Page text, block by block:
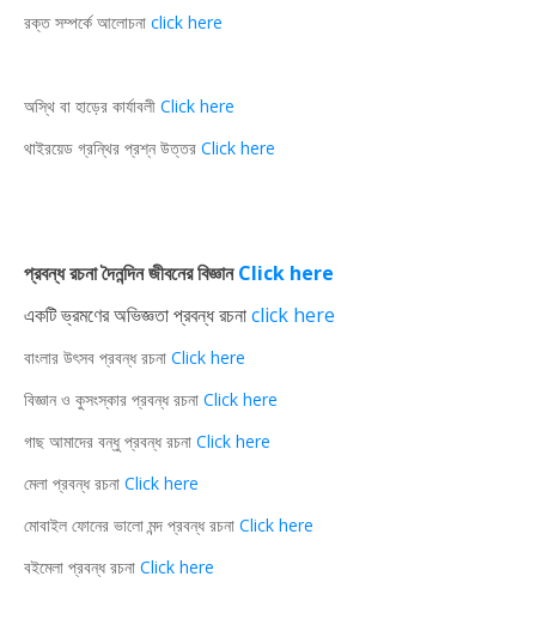
রক্ত সম্পর্কে আলোচনা click here
অস্থি বা হাড়ের কার্যাবলী Click here
থাইরয়েড গ্রন্থির প্রশ্ন উত্তর Click here
প্রবন্ধ রচনা দৈনন্দিন জীবনের বিজ্ঞানClick here
একটি ভ্রমণের অভিজ্ঞতা প্রবন্ধ রচনাclick here
বাংলার উৎসব প্রবন্ধ রচনা Click here
বিজ্ঞান ও কুসংস্কার প্রবন্ধ রচনা Click here
গাছ আমাদের বন্ধু প্রবন্ধ রচনা Click here
মেলা প্রবন্ধ রচনা Click here
মোবাইল ফোনের ভালো মন্দ প্রবন্ধ রচনা Click here
বইমেলা প্রবন্ধ রচনা Click here